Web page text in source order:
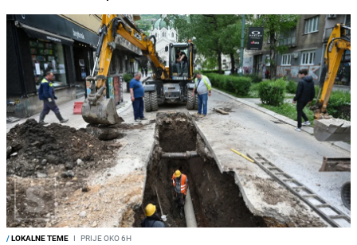
/LOKALNE TEME I PRIJE OKO 6H